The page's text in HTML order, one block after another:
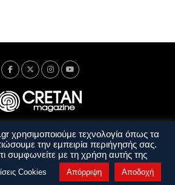
Πολιτική Απορρήτου
Όροι Χρήσης
Όροι και Προϋποθέσεις
χρησιμοποιούμε τεχνολογία όπως τα
την εμπειρία περιήγησής σας.
συμφωνείτε με τη χρήση αυτής της
Cookies Απόρριψη Αποδοχή